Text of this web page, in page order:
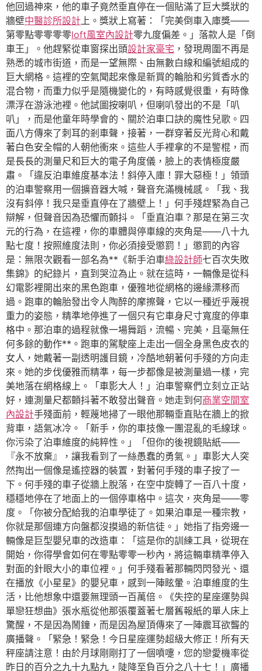
他回過神來，他的車子竟然垂直停在一個貼滿了巨大獎狀的
牆壁中醫診所設計上。獎狀上寫著：「完美倒車入庫獎——
第零點零零零零loft風室內設計零九度偏差。」落款人是「倒
車王」。他趕緊從車窗探出頭設計家豪宅 ，發現周圍不再是
熟悉的城市街道，而是一望無際、由無數白線和編號組成的
巨大網格。這裡的空氣聞起來像是新買的輪胎和劣質香水的
混合物，而重力似乎是隨機變化的，有時感覺很重，有時像
漂浮在游泳池裡。他試圖按喇叭，但喇叭發出的不是「叭
叭」，而是他童年時學會的、關於泊車口訣的魔性兒歌。四
面八方傳來了刺耳的剎車聲，接著，一群穿著反光背心和戴
著白色安全帽的人朝他衝來。這些人手裡拿的不是警棍，而
是長長的測量尺和巨大的電子角度儀，臉上的表情極度嚴
肅。「違反泊車維度基本法！斜停入庫！罪大惡極！」領頭
的泊車警察用一個擴音器大喊，聲音充滿機械感。「我、我
沒有斜停！我只是垂直停在了牆壁上！」何手殘趕緊為自己
辯解，但聲音因為恐懼而顫抖。「垂直泊車？那是在第三次
元的行為，在這裡，你的車體與停車線的夾角是——八十九
點七度！按照維度法則，你必須接受懲罰！」懲罰的內容
是：無限次觀看一部名為**《新手泊車綠設計師七百次失敗
集錦》的紀錄片，直到哭泣為止。就在這時，一輛像是從科
幻電影裡開出來的黑色跑車，優雅地從網格的邊緣漂移而
過。跑車的輪胎發出令人陶醉的摩擦聲，它以一種近乎蔑視
重力的姿態，精準地停進了一個只有它車身尺寸寬度的停車
格中。那泊車的過程就像一場舞蹈，流暢、完美，且毫無任
何多餘的動作**。跑車的駕駛座上走出一個全身黑色皮衣的
女人，她戴著一副透明護目鏡，冷酷地朝著何手殘的方向走
來。她的步伐優雅而精準，每一步都像是被測量過一樣，完
美地落在網格線上。「車影大人！」泊車警察們立刻立正站
好，連測量尺都顫抖著不敢發出聲音。她走到何商業空間室
內設計手殘面前，輕蔑地掃了一眼他那輛垂直貼在牆上的掀
背車，語氣冰冷。「新手，你的車技像一團混亂的毛線球。
你污染了泊車維度的純粹性。」「但你的後視鏡貼紙——
『永不放棄』，讓我看到了一絲愚蠢的勇氣。」車影大人突
然掏出一個像是遙控器的裝置，對著何手殘的車子按了一
下。何手殘的車子從牆上脫落，在空中旋轉了一百八十度，
穩穩地停在了地面上的一個停車格中。這次，夾角是——零
度。「你被分配給我的泊車學徒了。如果泊車是一種宗教，
你就是那個連方向盤都沒摸過的新信徒。」她指了指旁邊一
輛像是巨型嬰兒車的改造車：「這是你的訓練工具，從現在
開始，你得學會如何在零點零零一秒內，將這輛車精準停入
對面的針眼大小的車位裡。」何手殘看著那輛閃閃發光、還
在播放《小星星》的嬰兒車，感到一陣眩暈。泊車維度的生
活，比他想象中還要無理頭一百萬倍。《失控的星座運勢與
單戀狂想曲》張水瓶從他那張覆蓋著七層舊報紙的單人床上
驚醒，不是因為鬧鐘，而是因為屋頂傳來了一陣震耳欲聾的
廣播聲。「緊急！緊急！今日星座運勢超級大修正！所有天
秤座請注意！由於月球剛剛打了一個噴嚏，您的戀愛機率從
昨日的百分之九十九點九，陡降至負百分之八十七！」廣播